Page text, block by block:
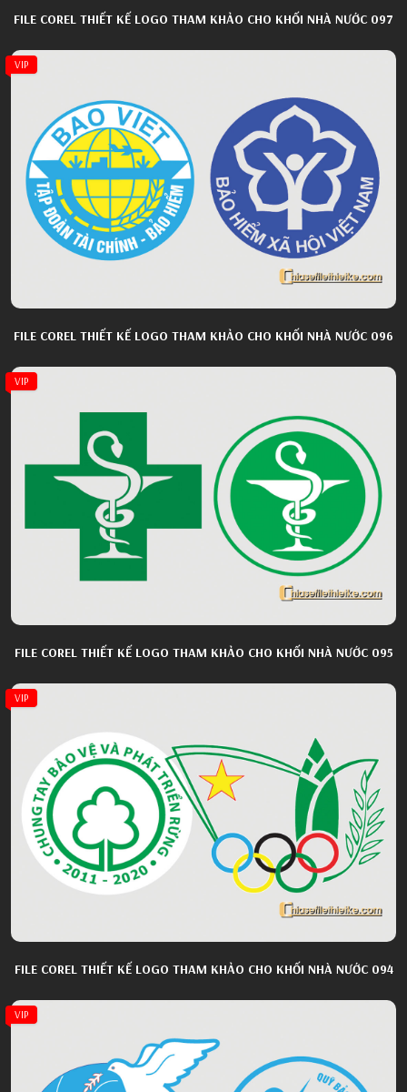
FILE COREL THIẾT KẾ LOGO THAM KHẢO CHO KHỐI NHÀ NƯỚC 097
VIP
FILE COREL THIẾT KẾ LOGO THAM KHẢO CHO KHỐI NHÀ NƯỚC 096
VIP
FILE COREL THIẾT KẾ LOGO THAM KHẢO CHO KHỐI NHÀ NƯỚC 095
VIP
FILE COREL THIẾT KẾ LOGO THAM KHẢO CHO KHỐI NHÀ NƯỚC 094
VIP